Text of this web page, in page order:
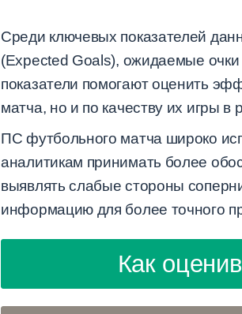
Среди ключевых показателей
(Expected Goals), ожидаемые очки
показатели помогают оценить
матча, но и по качеству их игры в
ПС футбольного матча широко
аналитикам принимать более
выявлять слабые стороны
информацию для более точного
Как